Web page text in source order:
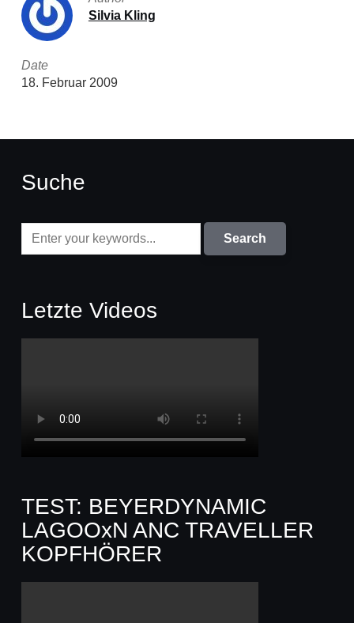
Silvia Kling
Date
18. Februar 2009
Suche
Letzte Videos
TEST: BEYERDYNAMIC
LAGOOxN ANC TRAVELLER
KOPFHÖRER